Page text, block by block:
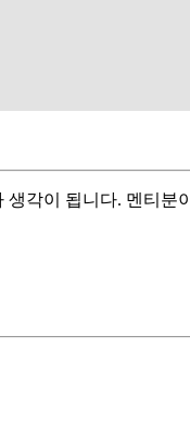
각이 됩니다. 멘티